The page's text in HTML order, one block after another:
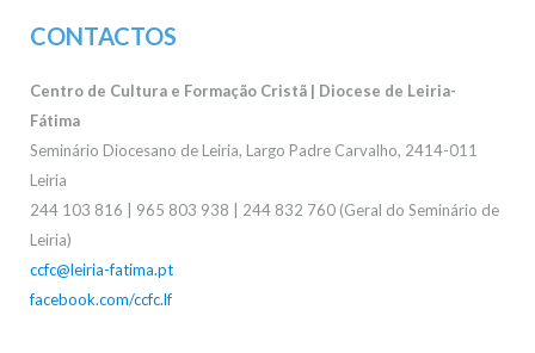
CONTACTOS
Centro de Cultura e Formação Cristã | Diocese de Leiria-
Fátima
Seminário Diocesano de Leiria, Largo Padre Carvalho, 2414-011
Leiria
244 103 816 | 965 803 938 | 244 832 760 (Geral do Seminário de
Leiria)
ccfc@leiria-fatima.pt
facebook.com/ccfc.lf